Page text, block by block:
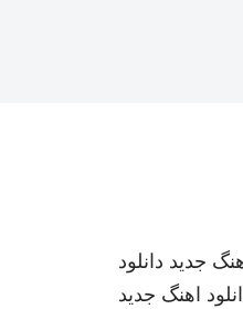
جدید دانلود
اهنگ جدید